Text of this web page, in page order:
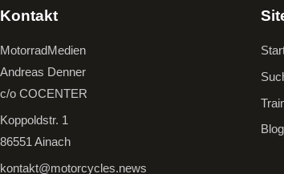
Kontakt
MotorradMedien
Andreas Denner
c/o COCENTER
Koppoldstr. 1
86551 Ainach
kontakt@motorcycles.news
Blog